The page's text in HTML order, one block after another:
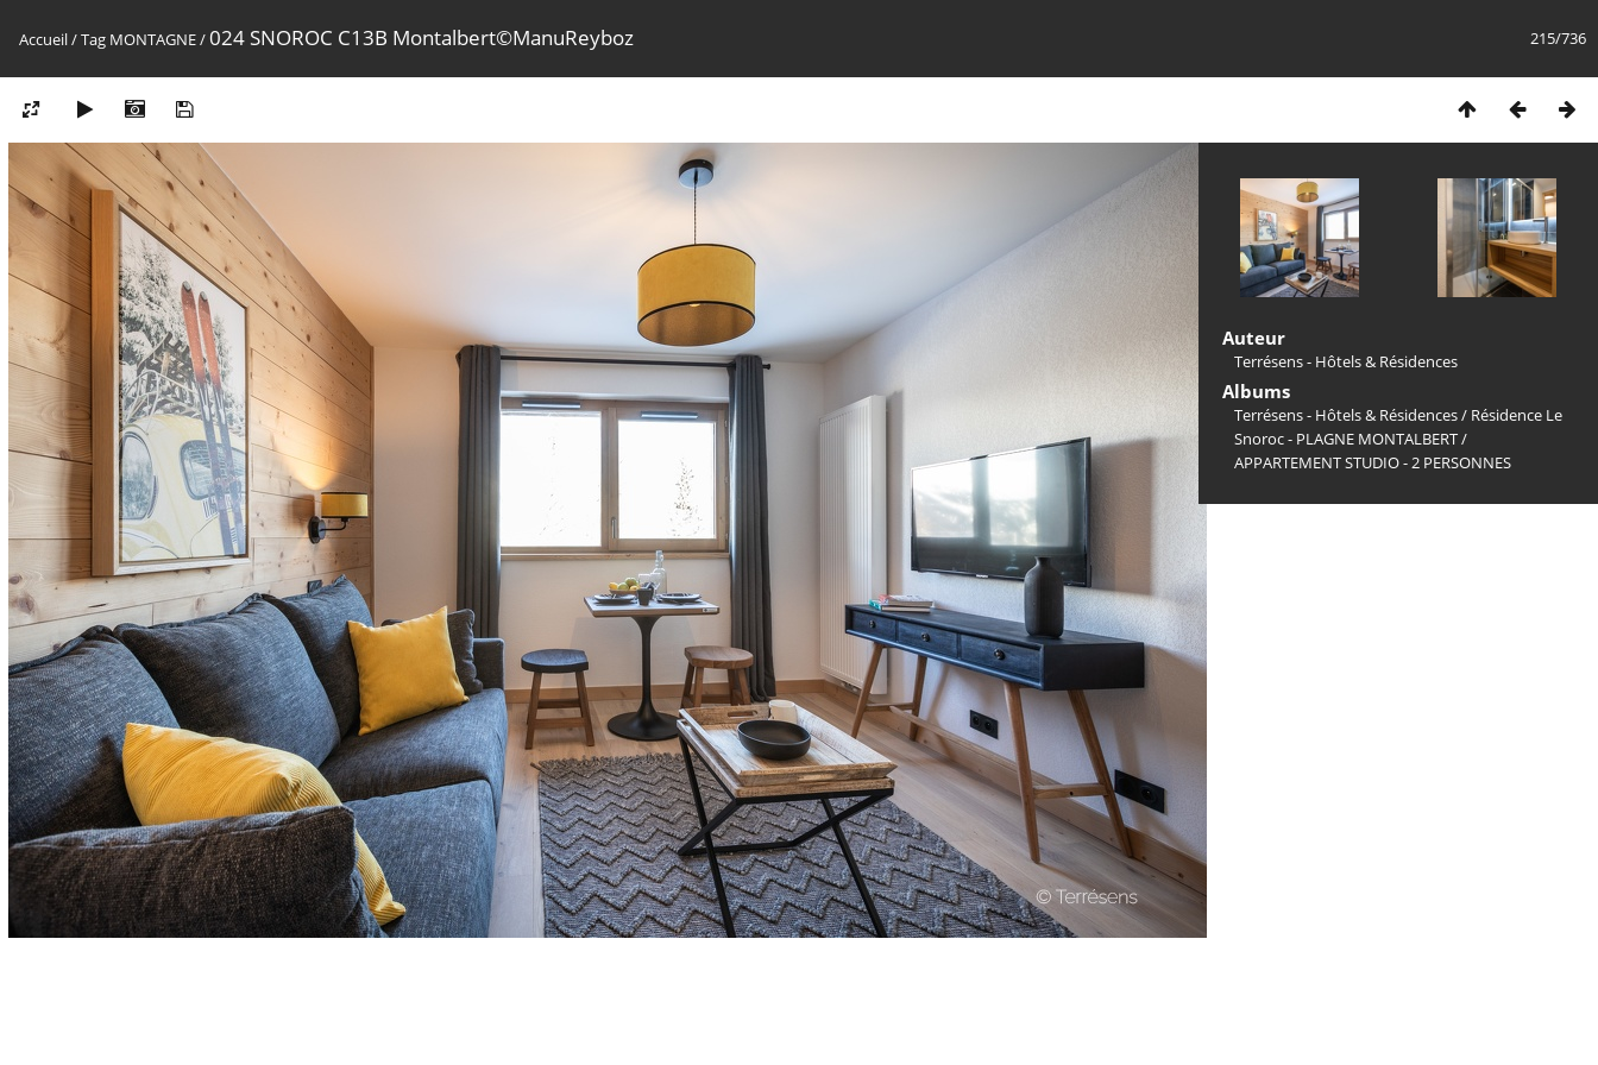
215/736
Accueil/Tag MONTAGNE/024 SNOROC C13B Montalbert©ManuReyboz
Auteur
Terrésens - Hôtels & Résidences
Albums
Terrésens - Hôtels & Résidences/ Résidence Le
Snoroc - PLAGNE MONTALBERT/
APPARTEMENT STUDIO - 2 PERSONNES